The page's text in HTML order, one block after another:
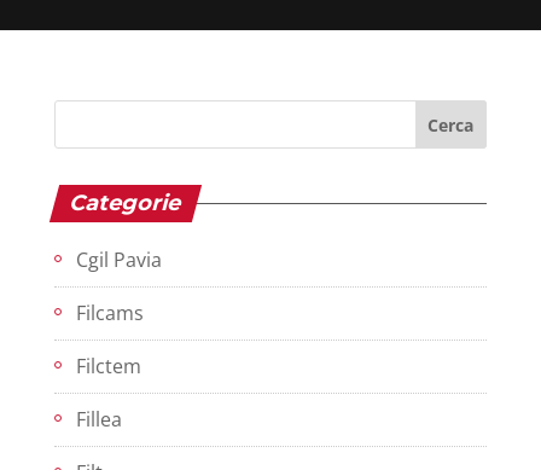
Categorie
Cgil Pavia
Filcams
Filctem
Fillea